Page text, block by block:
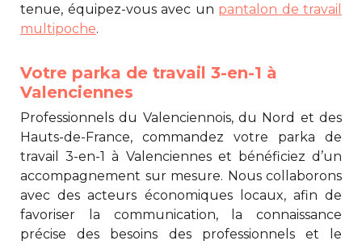
tenue, équipez-vous avec un pantalon de travail
multipoche.
Votre parka de travail 3-en-1 à
Valenciennes
Professionnels du Valenciennois, du Nord et des
Hauts-de-France, commandez votre parka de
travail 3-en-1 à Valencienneset bénéficiez d’un
accompagnement sur mesure. Nous collaborons
avec des acteurs économiques locaux, afin de
favoriser la communication, la connaissance
précise des besoins des professionnels et le